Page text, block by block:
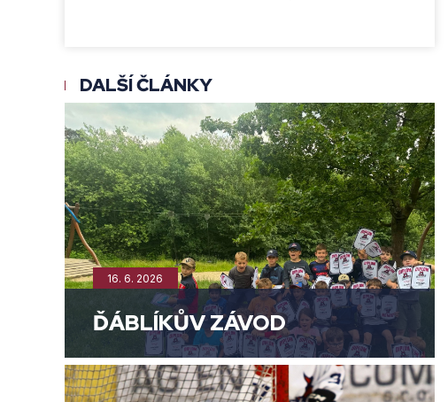
DALŠÍ ČLÁNKY
16. 6. 2026
ĎÁBLÍKŮV ZÁVOD